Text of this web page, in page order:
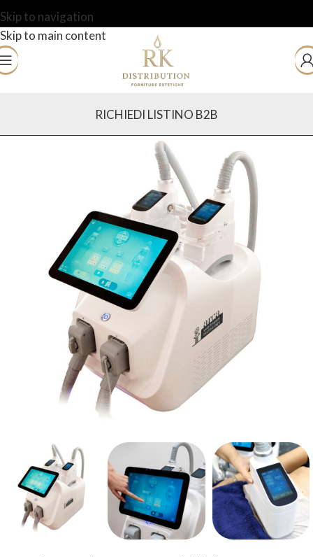
Skip to navigation
Skip to main content
RICHIEDI LISTINO B2B